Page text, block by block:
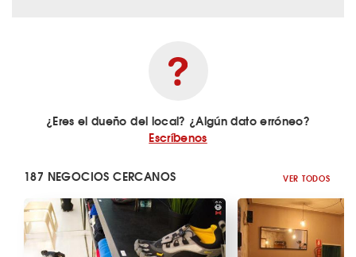
¿Eres el dueño del local? ¿Algún dato erróneo?
Escríbenos
187 NEGOCIOS CERCANOS VER TODOS